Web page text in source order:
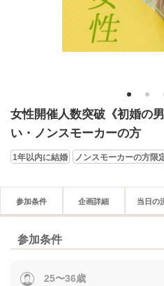
1 2
女性開催人数突破《初婚の
い・ノンスモーカーの方
1年以内に結婚 ノンスモーカーの方限
参加条件 企画詳細 当日の
参加条件
25〜36歳